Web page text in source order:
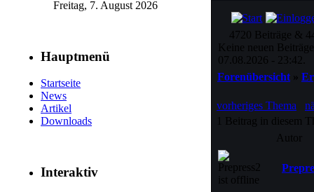
Freitag, 7. August 2026
Hauptmenü
Startseite
News
Artikel
Downloads
Interaktiv
4720 Beiträge &
Keine neuen
07.08.2026 - 23:42.
Forenübersicht »
vorheriges Thema
1 Beitrag in diesem
Autor